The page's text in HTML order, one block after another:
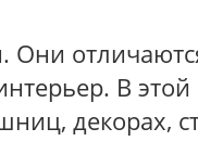
В этой
декорах,